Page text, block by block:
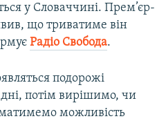
у Словаччині. Прем’єр-
що триватиме він
Радіо Свобода.
подорожі
потім вирішимо, чи
можливість